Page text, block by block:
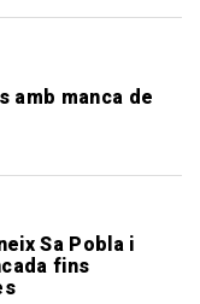
manca de
Sa Pobla i
fins